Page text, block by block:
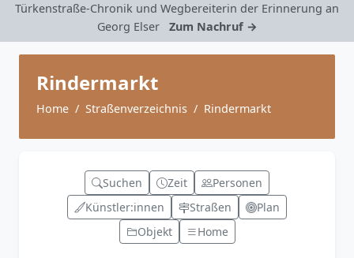
Türkenstraße-Chronik und Wegbereiterin der Erinnerung an
Georg Elser
Zum Nachruf →
Rindermarkt
Home Straßenverzeichnis Rindermarkt
Suchen Zeit
Personen
Künstler:innen
Straßen
Plan
Objekt
Home